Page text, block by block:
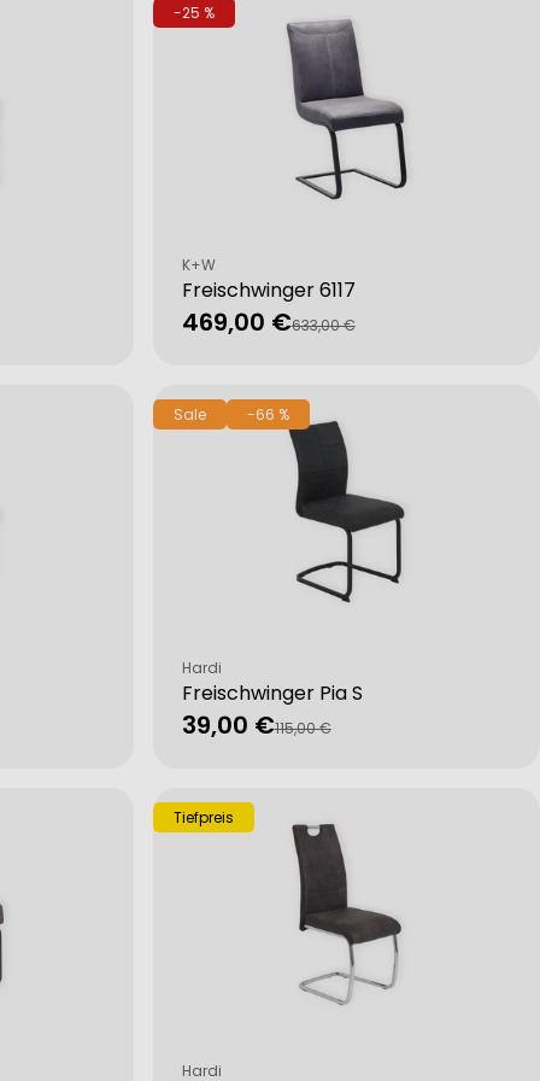
-25 %
Freischwinger 6117
Verkäufer:
K+W
Verkaufspreis
469,00 €
Regulärer633,00 €
Sale -66 %
Freischwinger Pia S
Verkäufer:
Hardi
Verkaufspreis
39,00 €
Regulärer115,00 €
Tiefpreis
Verkäufer:
Hardi